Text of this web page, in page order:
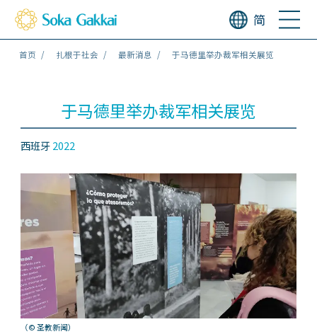
简
首页 扎根于社会 最新消息 于马德里举办裁军相关展览
于马德里举办裁军相关展览
西班牙2022
（© 圣教新闻）